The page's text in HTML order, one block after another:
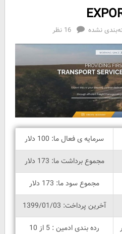
نشده 16 نظر
سرمایه ی فعال ما: 100 دلار
مجموع برداشت ما: 173 دلار
مجموع سود ما: 173 دلار
آخرین پرداخت: 1399/01/03
رده بندی ادمین : 5 از 10